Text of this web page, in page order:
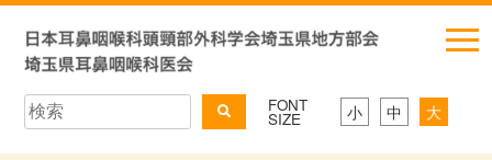
FONT
SIZE 小 中 大